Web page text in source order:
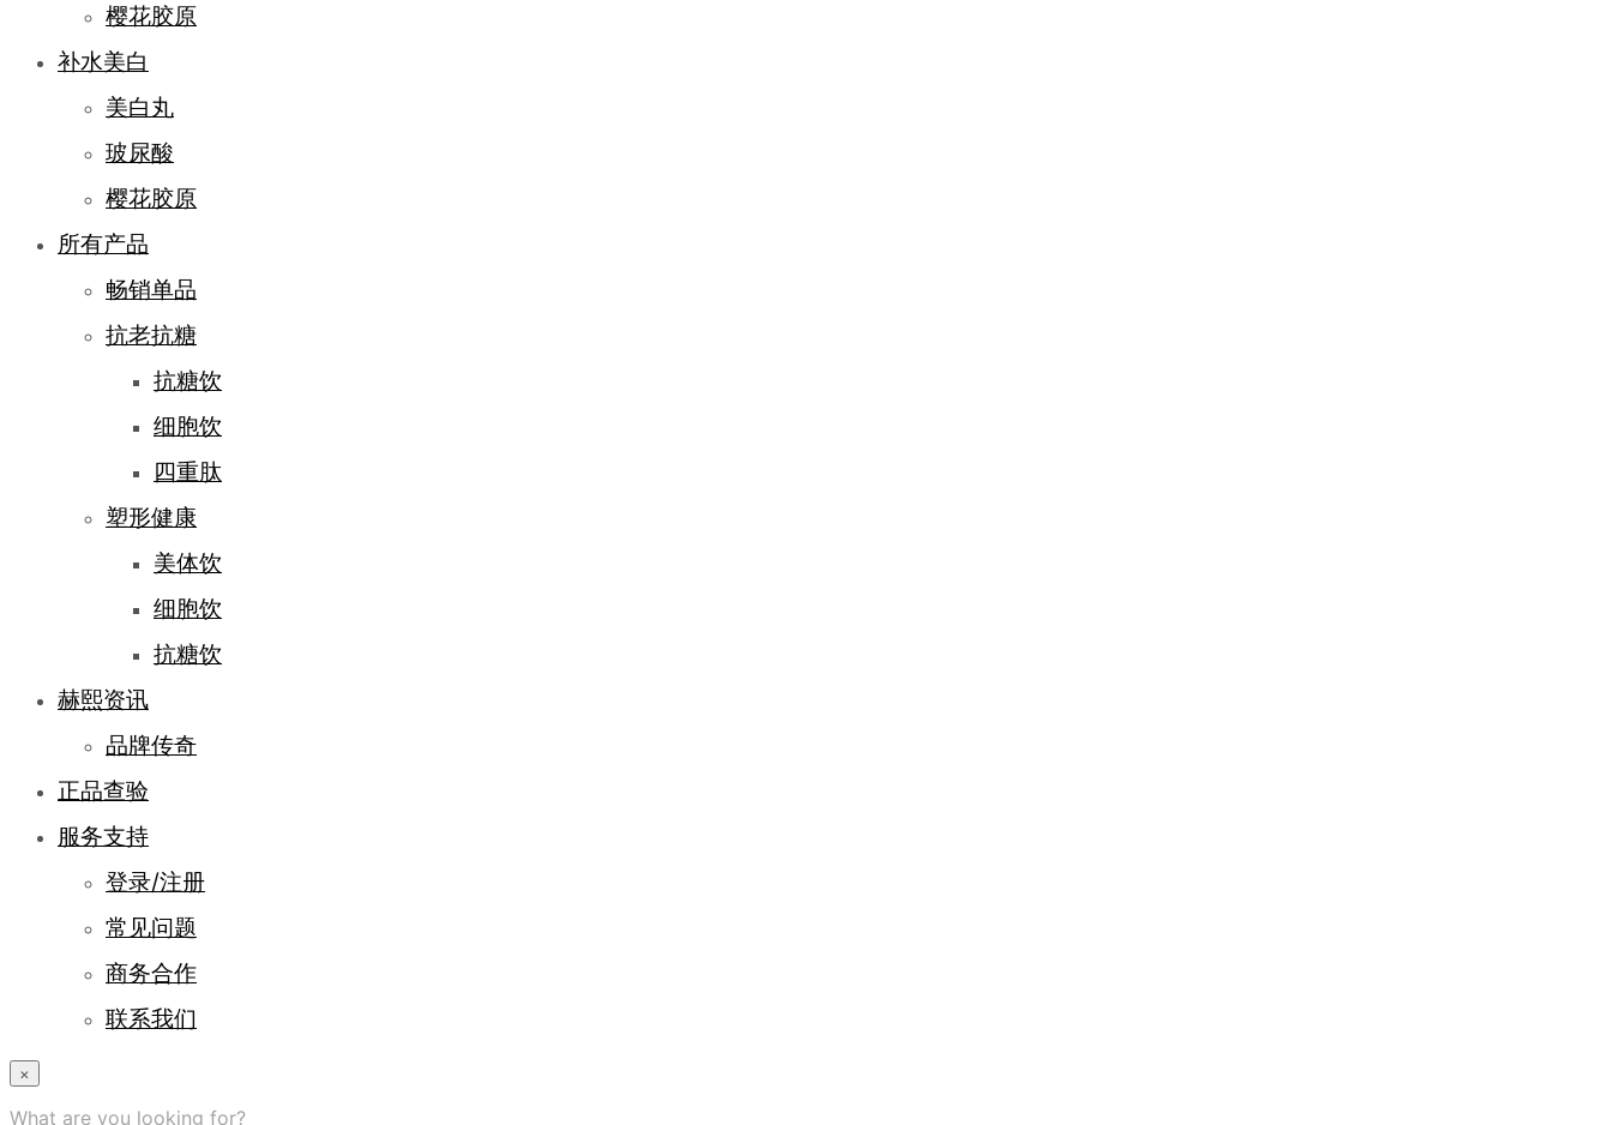
樱花胶原
补水美白
美白丸
玻尿酸
樱花胶原
所有产品
畅销单品
抗老抗糖
抗糖饮
细胞饮
四重肽
塑形健康
美体饮
细胞饮
抗糖饮
赫熙资讯
品牌传奇
正品查验
服务支持
登录/注册
常见问题
商务合作
联系我们
×
What are you looking for?